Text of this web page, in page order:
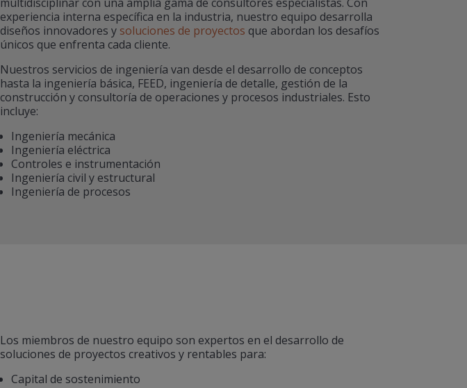
experiencia interna específica en la industria, nuestro equipo desarrolla
diseños innovadores y soluciones de proyectos que abordan los desafíos
únicos que enfrenta cada cliente.
Nuestros servicios de ingeniería van desde el desarrollo de conceptos
hasta la ingeniería básica, FEED, ingeniería de detalle, gestión de la
construcción y consultoría de operaciones y procesos industriales. Esto
incluye:
Ingeniería mecánica
Ingeniería eléctrica
Controles e instrumentación
Ingeniería civil y estructural
Ingeniería de procesos
Los miembros de nuestro equipo son expertos en el desarrollo de
soluciones de proyectos creativos y rentables para:
Capital de sostenimiento